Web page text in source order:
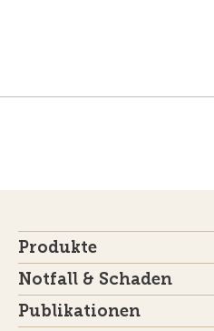
Produkte
Notfall & Schaden
Publikationen